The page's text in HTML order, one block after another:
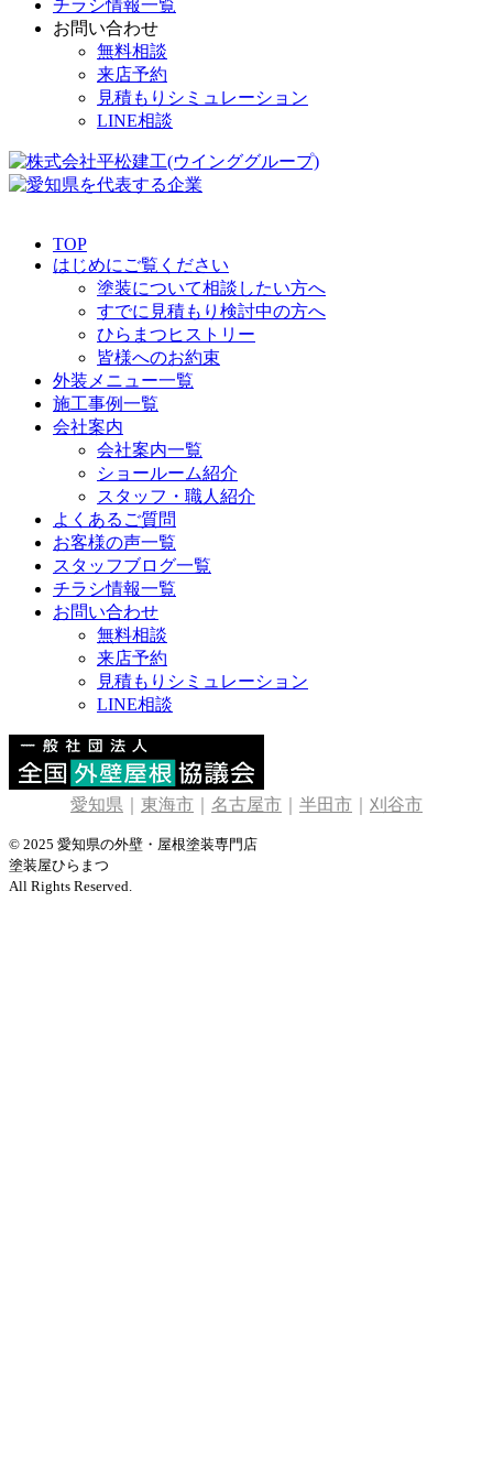
チラシ情報一覧
お問い合わせ
無料相談
来店予約
見積もりシミュレーション
LINE相談
TOP
はじめにご覧ください
塗装について相談したい方へ
すでに見積もり検討中の方へ
ひらまつヒストリー
皆様へのお約束
外装メニュー一覧
施工事例一覧
会社案内
会社案内一覧
ショールーム紹介
スタッフ・職人紹介
よくあるご質問
お客様の声一覧
スタッフブログ一覧
チラシ情報一覧
お問い合わせ
無料相談
来店予約
見積もりシミュレーション
LINE相談
愛知県 東海市 名古屋市 半田市 刈谷市
© 2025 愛知県の外壁・屋根塗装専門店
塗装屋ひらまつ
All Rights Reserved.